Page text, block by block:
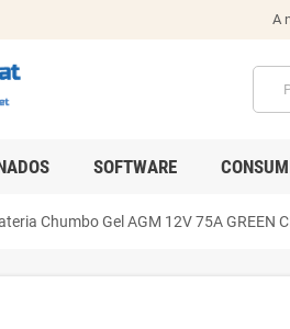
A
SOFTWARE
Chumbo Gel AGM 12V 75A GREEN